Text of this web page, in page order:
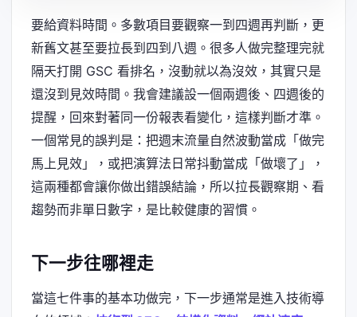
要給資料時間。多數項目要觀察一到四週再判斷，更
新舊文甚至要拉長到四到八週。很多人做完整理完就
隔天打開 GSC 看排名，沒動就以為沒效，其實只是
還沒到見效時間。我會建議設一個兩週後、四週後的
提醒，回來對著同一份報表看變化，這樣判斷才準。
一個常見的誤判是：把週末流量自然波動當成「做完
馬上見效」，或把演算法日常抖動當成「做壞了」，
這兩種都會讓你做出錯誤結論，所以拉長觀察期、看
趨勢而非單日數字，是比較健康的習慣。
下一步往哪裡走
當這七件事的基本功做完，下一步通常是進入技術導